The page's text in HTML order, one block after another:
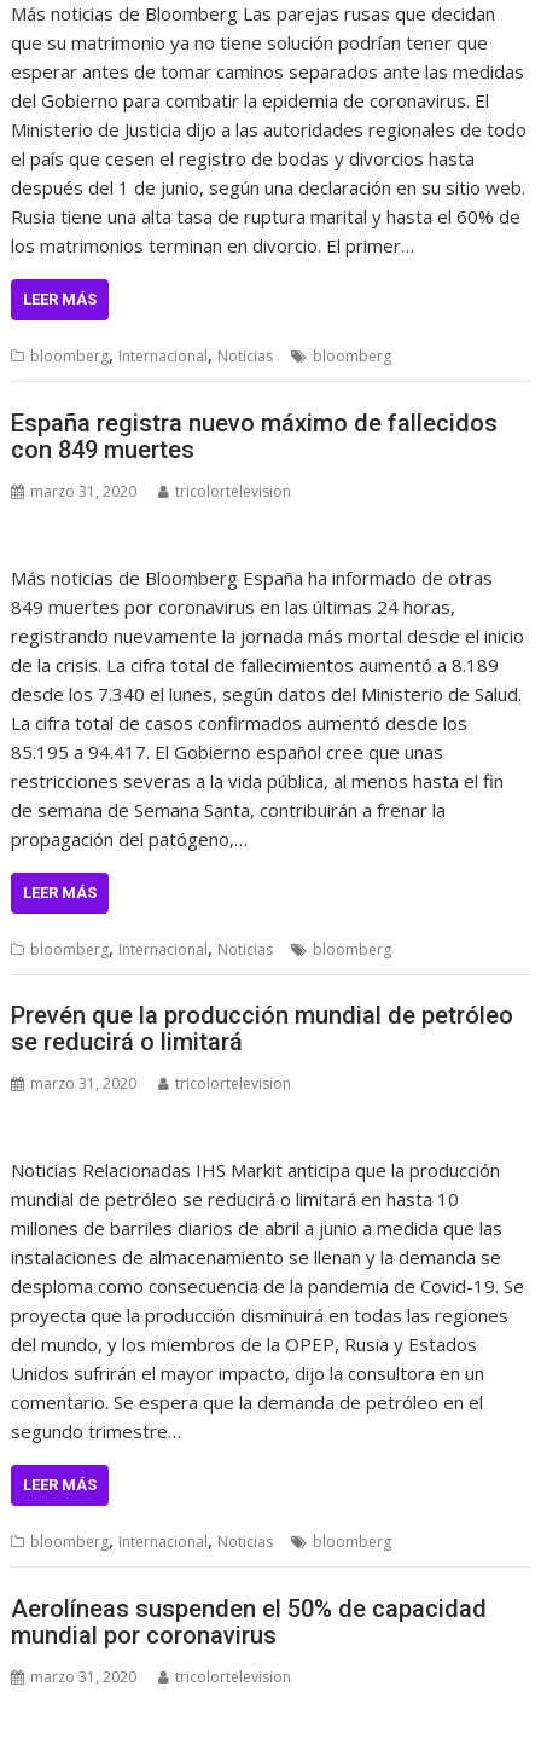
Más noticias de Bloomberg Las parejas rusas que decidan
que su matrimonio ya no tiene solución podrían tener que
esperar antes de tomar caminos separados ante las medidas
del Gobierno para combatir la epidemia de coronavirus. El
Ministerio de Justicia dijo a las autoridades regionales de todo
el país que cesen el registro de bodas y divorcios hasta
después del 1 de junio, según una declaración en su sitio web.
Rusia tiene una alta tasa de ruptura marital y hasta el 60% de
los matrimonios terminan en divorcio. El primer…
LEER MÁS
bloomberg, Internacional, Noticias bloomberg
España registra nuevo máximo de fallecidos
con 849 muertes
marzo 31, 2020 tricolortelevision
Más noticias de Bloomberg España ha informado de otras
849 muertes por coronavirus en las últimas 24 horas,
registrando nuevamente la jornada más mortal desde el inicio
de la crisis. La cifra total de fallecimientos aumentó a 8.189
desde los 7.340 el lunes, según datos del Ministerio de Salud.
La cifra total de casos confirmados aumentó desde los
85.195 a 94.417. El Gobierno español cree que unas
restricciones severas a la vida pública, al menos hasta el fin
de semana de Semana Santa, contribuirán a frenar la
propagación del patógeno,…
LEER MÁS
bloomberg, Internacional, Noticias bloomberg
Prevén que la producción mundial de petróleo
se reducirá o limitará
marzo 31, 2020 tricolortelevision
Noticias Relacionadas IHS Markit anticipa que la producción
mundial de petróleo se reducirá o limitará en hasta 10
millones de barriles diarios de abril a junio a medida que las
instalaciones de almacenamiento se llenan y la demanda se
desploma como consecuencia de la pandemia de Covid-19. Se
proyecta que la producción disminuirá en todas las regiones
del mundo, y los miembros de la OPEP, Rusia y Estados
Unidos sufrirán el mayor impacto, dijo la consultora en un
comentario. Se espera que la demanda de petróleo en el
segundo trimestre…
LEER MÁS
bloomberg, Internacional, Noticias bloomberg
Aerolíneas suspenden el 50% de capacidad
mundial por coronavirus
marzo 31, 2020 tricolortelevision